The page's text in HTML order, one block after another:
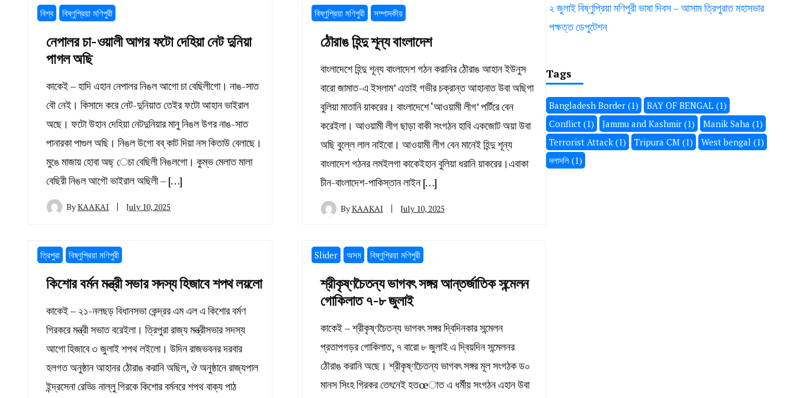
বিশ্ব বিষ্ণুপ্রিয়া মণিপুরী
নেপালর চা-ওয়ালী আগর ফটো দেহিয়া নেট দুনিয়া
পাগল অছি
কাকেই – হাদি এহান নেপালর নিঙল আগো চা বেছিলীগো। নাঙ-সাত
বৌ নেই। কিসাদে করে নেট-দুনিয়াত তেইর ফটো আহান ভাইরাল
অছে। ফটো উহান দেহিয়া নেটদুনিয়ার মানু নিঙল উগর নাঙ-সাত
পানারকা পাগুল অছি। নিঙল উগো বব্ কাট দিয়া নস কিতাউ বেলাছে।
মুঙে মাজায় হোবা অছ্ েচা বেছিলী নিঙলগো। কুম্ভ মেলাত মালা
বেছিরী নিঙল আগৌ ভাইরাল অছিলী – […]
ByKAAKAI July 10, 2025
বিষ্ণুপ্রিয়া মণিপুরী সম্পাদকীয়
ঠৌরাঙ হিন্দু শূন্য বাংলাদেশ
বাংলাদেশে হিন্দু শূন্য বাংলাদেশ গঠন করানির ঠৌরাঙ আহান ইউনুস
বারো জামাত-এ ইসলাম’ এতাই গভীর চক্রান্ত আহানাত উবা অছিগা
বুলিয়া মাতানি য়াকরের। বাংলাদেশে ‘আওয়ামী লীগ’ পর্টিরে বেন
করেইলা। আওয়ামী লীগ ছাড়া বাকী সংগঠন হাবি একজোট অয়া উবা
অছি বুল্লে লাল নাইবো। আওয়ামী লীগ বেন মানেই হিন্দু শূন্য
বাংলাদেশ গঠনর লমইলগা কাকেইহান বুলিয়া ধরানি য়াকরের।এবাকা
চীন-বাংলাদেশ-পাকিস্তান লাইন […]
ByKAAKAI July 10, 2025
ত্রিপুরা বিষ্ণুপ্রিয়া মণিপুরী
কিশোর বর্মন মন্ত্রী সভার সদস্য হিজাবে শপথ লয়লো
কাকেই – ২১-নলছড় বিধানসভা কেন্দ্রর এম এল এ কিশোর বর্মণ
গিরকরে মন্ত্রী সভাত বরেইলা। ত্রিপুরা রাজ্য মন্ত্রীসভার সদস্য
আগো হিজাবে ৩ জুলাই শপথ লইলো। উদিন রাজভবনর দরবার
হলগত অনুষ্ঠান আহানর ঠৌরাঙ করানি অছিল, ঔ অনুষ্ঠানে রাজ্যপাল
ইন্দ্রসেনা রেড্ডি নাল্লু গিরকে কিশোর বর্মনরে শপথ বাক্য পাঠ
Slider অসম বিষ্ণুপ্রিয়া মণিপুরী
শ্রীকৃষ্ণচৈতন্য ভাগবৎ সঙ্গর আন্তর্জাতিক সন্মেলন
গোকিলাত ৭-৮ জুলাই
কাকেই – শ্রীকৃষ্ণচৈতন্য ভাগবৎ সঙ্গর দ্বিদিনকার সন্মেলন
প্রতাপগড়র গোকিলাত, ৭ বারো ৮ জুলাই এ দ্বিয়দিন সন্মেলনর
ঠৌরাঙ করানি অছে। শ্রীকৃষ্ণচৈতন্য ভাগবৎ সঙ্গর মূল সংগঠক ড০
মানস সিংহ গিরকর তেৎনেই হতœাত এ ধর্মীয় সংগঠন এহান উবা
২ জুলাই বিষ্ণুপ্রিয়া মণিপুরী ভাষা দিবস – আসাম ত্রিপুরাত মহাসভার
পক্ষত্ত ডেপুটেশন
Tags
Bangladesh Border (1) BAY OF BENGAL (1)
Conflict (1) Jammu and Kashmir (1) Manik Saha (1)
Terrorist Attack (1) Tripura CM (1) West bengal (1)
দলাদলি (1)